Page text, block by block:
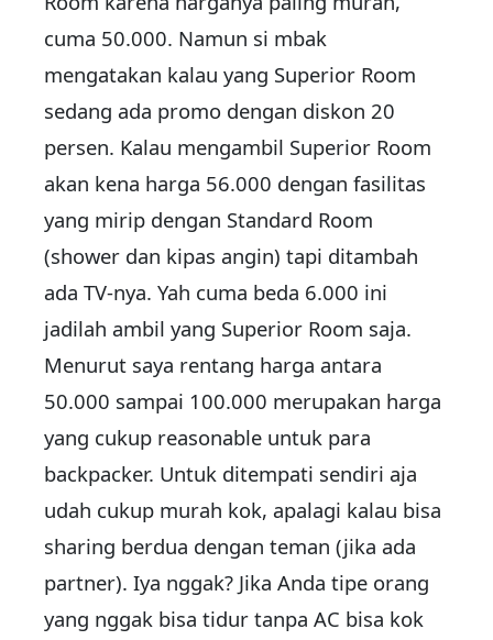
cuma 50.000. Namun si mbak
mengatakan kalau yang Superior Room
sedang ada promo dengan diskon 20
persen. Kalau mengambil Superior Room
akan kena harga 56.000 dengan fasilitas
yang mirip dengan Standard Room
(shower dan kipas angin) tapi ditambah
ada TV-nya. Yah cuma beda 6.000 ini
jadilah ambil yang Superior Room saja.
Menurut saya rentang harga antara
50.000 sampai 100.000 merupakan harga
yang cukup reasonable untuk para
backpacker. Untuk ditempati sendiri aja
udah cukup murah kok, apalagi kalau bisa
sharing berdua dengan teman (jika ada
partner). Iya nggak? Jika Anda tipe orang
yang nggak bisa tidur tanpa AC bisa kok